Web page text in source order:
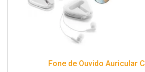
Fone de Ouvido Auricular